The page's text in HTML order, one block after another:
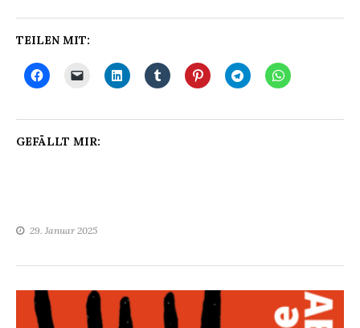
TEILEN MIT:
GEFÄLLT MIR:
29. Januar 2025